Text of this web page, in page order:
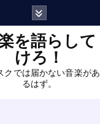
けろ！
クでは届かない音楽があ
るはず。